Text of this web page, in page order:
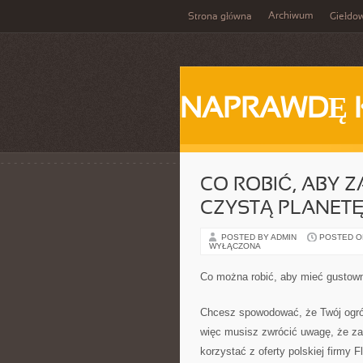
Strona główna Archiwum
NAPRAWDĘ
CO ROBIĆ, ABY
CZYSTĄ
POSTED BY ADMIN
POSTED
WYŁĄCZONA
Co można robić, aby mieć
Chcesz spowodować, że Twój
więc musisz zwrócić uwagę, że
korzystać z oferty polskiej firmy